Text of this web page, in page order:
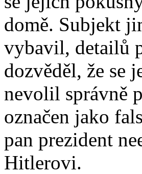
domě. Subjekt
vybavil, detailů
dozvěděl, že se
nevolil správně
označen jako
pan prezident
Hitlerovi.